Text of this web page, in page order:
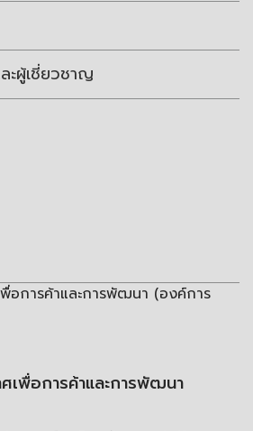
ะผู้เชี่ยวชาญ
พื่อการค้าและการพัฒนา (องค์การ
ศเพื่อการค้าและการพัฒนา